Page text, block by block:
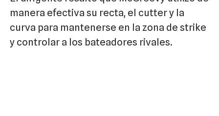
manera efectiva su recta, el cutter y la
curva para mantenerse en la zona de strike
y controlar a los bateadores rivales.